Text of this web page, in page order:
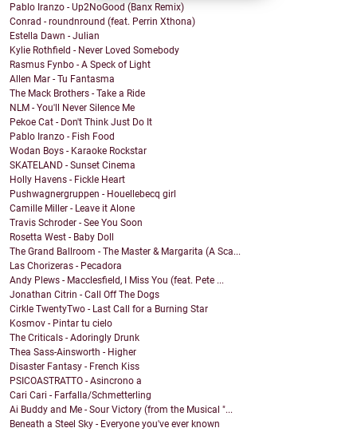
Pablo Iranzo - Up2NoGood (Banx Remix)
Conrad - roundnround (feat. Perrin Xthona)
Estella Dawn - Julian
Kylie Rothfield - Never Loved Somebody
Rasmus Fynbo - A Speck of Light
Allen Mar - Tu Fantasma
The Mack Brothers - Take a Ride
NLM - You'll Never Silence Me
Pekoe Cat - Don't Think Just Do It
Pablo Iranzo - Fish Food
Wodan Boys - Karaoke Rockstar
SKATELAND - Sunset Cinema
Holly Havens - Fickle Heart
Pushwagnergruppen - Houellebecq girl
Camille Miller - Leave it Alone
Travis Schroder - See You Soon
Rosetta West - Baby Doll
The Grand Ballroom - The Master & Margarita (A Sca...
Las Chorizeras - Pecadora
Andy Plews - Macclesfield, I Miss You (feat. Pete ...
Jonathan Citrin - Call Off The Dogs
Cirkle TwentyTwo - Last Call for a Burning Star
Kosmov - Pintar tu cielo
The Criticals - Adoringly Drunk
Thea Sass-Ainsworth - Higher
Disaster Fantasy - French Kiss
PSICOASTRATTO - Asincrono a
Cari Cari - Farfalla/Schmetterling
Ai Buddy and Me - Sour Victory (from the Musical "...
Beneath a Steel Sky - Everyone you've ever known